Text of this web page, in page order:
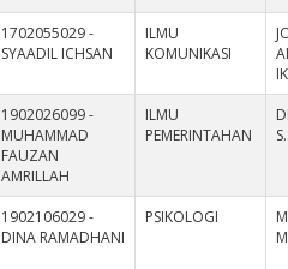
1702055029 -
SYAADIL ICHSAN
ILMU
KOMUNIKASI
1902026099 -
MUHAMMAD
FAUZAN
AMRILLAH
ILMU
PEMERINTAHAN
1902106029 -
DINA RAMADHANI
PSIKOLOGI